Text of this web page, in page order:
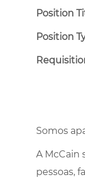
Position
Position
Somos
A McCain
pessoas,